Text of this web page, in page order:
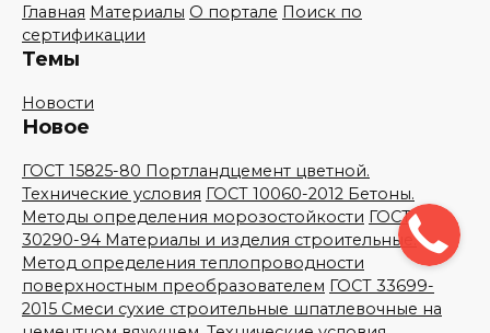
Главная Материалы О портале Поиск по
сертификации
Темы
Новости
Новое
ГОСТ 15825-80 Портландцемент цветной.
Технические условия ГОСТ 10060-2012 Бетоны.
Методы определения морозостойкости ГОСТ
30290-94 Материалы и изделия строительные.
Метод определения теплопроводности
поверхностным преобразователем ГОСТ 33699-
2015 Смеси сухие строительные шпатлевочные на